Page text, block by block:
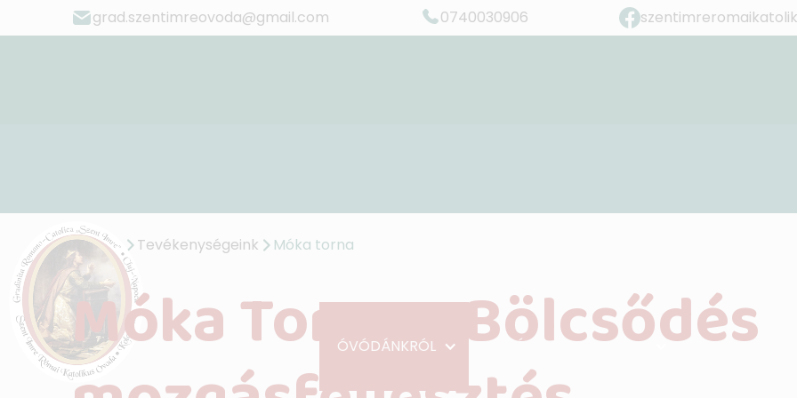
grad.szentimreovoda@gmail.com 0740030906
CÍMLAP ÓVÓDÁNKRÓL ESEMÉNYEK GALÉRIA BLOG
Címlap Tevékenységeink Móka torna
Móka Torna – Bölcsődés